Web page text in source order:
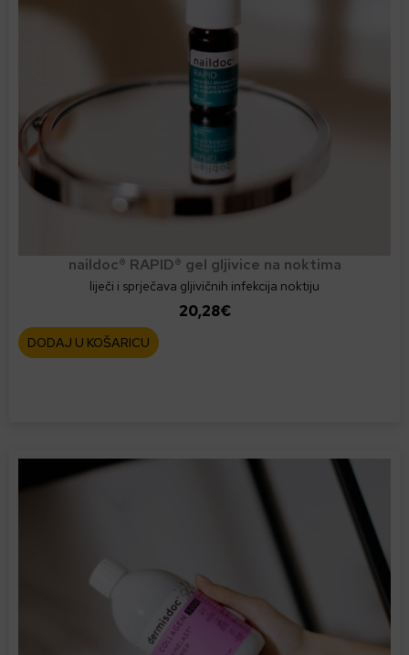
naildoc® RAPID® gel gljivice na noktima
liječi i sprječava gljivičnih infekcija noktiju
20,28€
DODAJ U KOŠARICU